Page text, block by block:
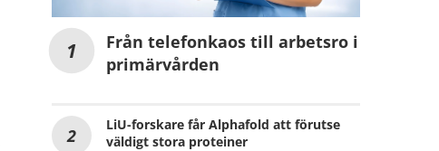
Från telefonkaos till arbetsro i
primärvården
LiU-forskare får Alphafold att förutse
väldigt stora proteiner